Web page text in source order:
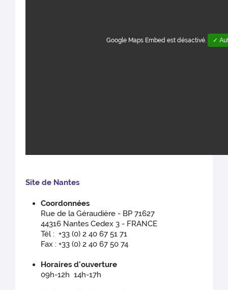
Google Maps Embed est désactivé. ✓
Site de Nantes
Coordonnées
Rue de la Géraudière - BP 71627
44316 Nantes Cedex 3 - FRANCE
Tél : +33 (0) 2 40 67 51 71
Fax : +33 (0) 2 40 67 50 74
Horaires d'ouverture
09h-12h 14h-17h